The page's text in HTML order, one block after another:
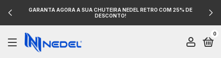
GARANTA AGORA A SUA CHUTEIRA NEDEL RETRO COM 25% DE
DESCONTO!
0